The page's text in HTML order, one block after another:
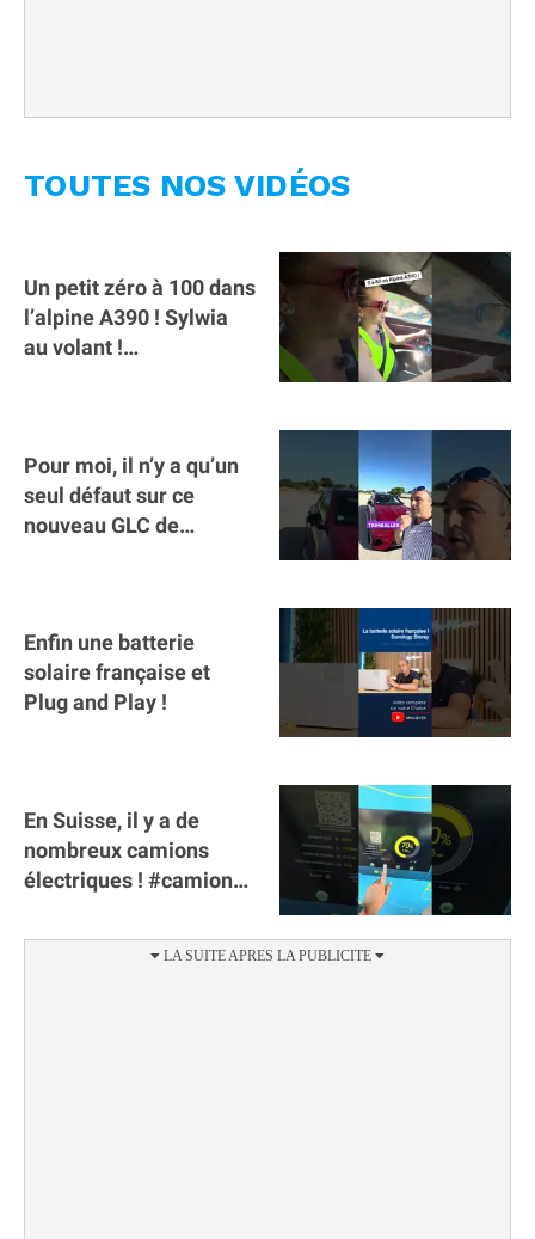
TOUTES NOS VIDÉOS
Un petit zéro à 100 dans
l’alpine A390 ￼! Sylwia
au volant !
Pour moi, il n’y a qu’un
seul défaut sur ce
nouveau GLC de
Enfin une batterie
solaire française et
Plug and Play !
En Suisse, il y a de
nombreux camions
électriques ! #camion
#voitureelectrique